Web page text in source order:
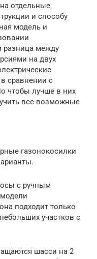
отдельные
и способу
модель и
разница между
на двух
сравнении с
чтобы лучше в них
все возможные
газонокосилки
с ручным
подходит только
участков с
шасси на 2